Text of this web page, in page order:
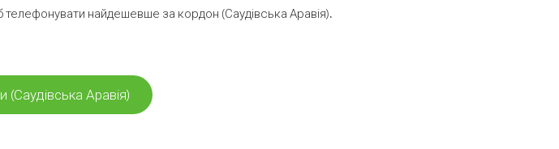
найдешевше за кордон (Саудівська Аравія).
Аравія)